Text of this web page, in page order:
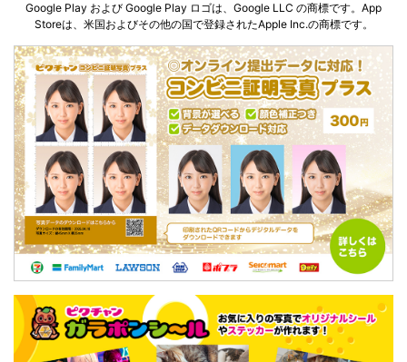
Google Play および Google Play ロゴは、Google LLC の商標です。App
Storeは、米国およびその他の国で登録されたApple Inc.の商標です。